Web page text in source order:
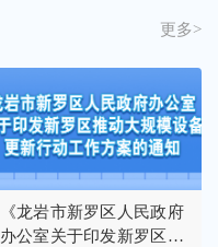
更多>
《龙岩市新罗区人民政府
办公室关于印发新罗区推